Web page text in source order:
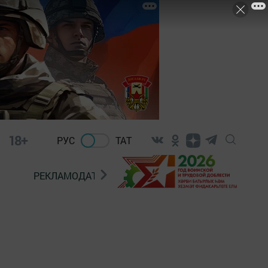
18+ РУС ТАТ
РЕКЛАМОДАТЕЛЯМ